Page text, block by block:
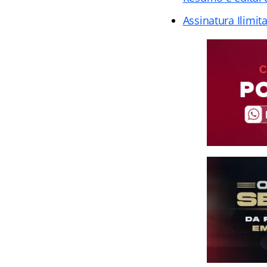
Assinatura